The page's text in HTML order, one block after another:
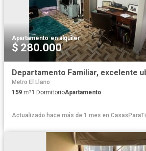
Apartamento·en alquiler
$ 280.000
Metro El Llano
159 m²1 DormitorioApartamento
Actualizado hace más de 1 mes en CasasParaTi